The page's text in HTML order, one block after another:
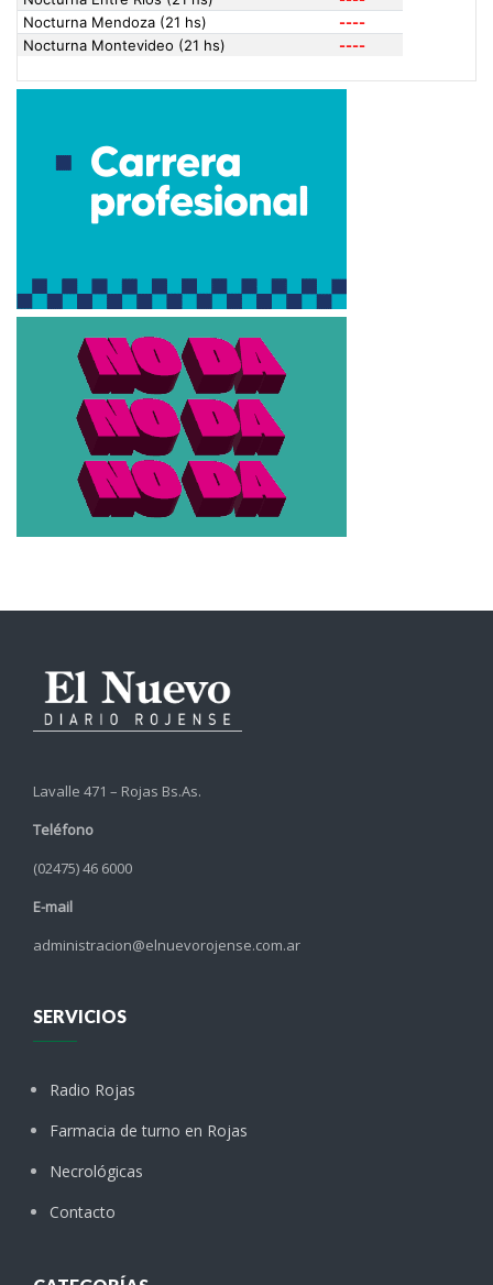
Lavalle 471 – Rojas Bs.As.
Teléfono
(02475) 46 6000
E-mail
administracion@elnuevorojense.com.ar
SERVICIOS
Radio Rojas
Farmacia de turno en Rojas
Necrológicas
Contacto